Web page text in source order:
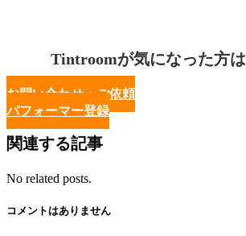
Tintroomが気になった方は
お問い合わせ・ご依頼
パフォーマー登録
関連する記事
No related posts.
コメントはありません